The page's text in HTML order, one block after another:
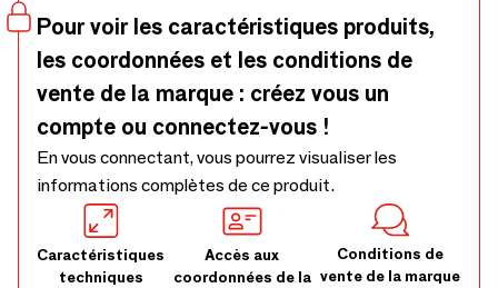
Pour voir les caractéristiques produits,
les coordonnées et les conditions de
vente de la marque : créez vous un
compte ou connectez-vous !
En vous connectant, vous pourrez visualiser les
informations complètes de ce produit.
Caractéristiques
techniques
Accès aux
coordonnées de la
Conditions de
vente de la marque